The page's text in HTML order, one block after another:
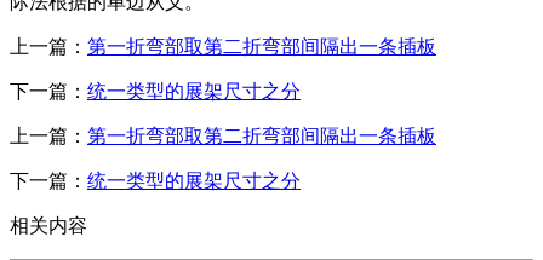
上一篇： 第一折弯部取第二折弯部间隔出一条插板
下一篇： 统一类型的展架尺寸之分
上一篇： 第一折弯部取第二折弯部间隔出一条插板
下一篇： 统一类型的展架尺寸之分
相关内容